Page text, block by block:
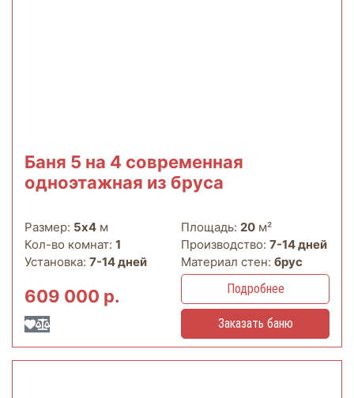
Баня 5 на 4 современная
одноэтажная из бруса
Размер: 5х4 м Площадь: 20 м²
Кол-во комнат: 1 Производство: 7-14 дней
Установка: 7-14 дней Материал стен: брус
609 000 р. Подробнее
Заказать баню